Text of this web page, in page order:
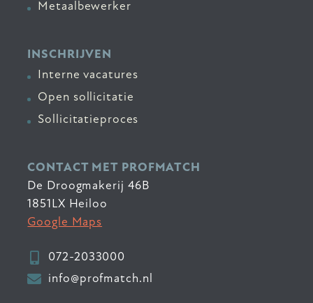
Metaalbewerker
INSCHRIJVEN
Interne vacatures
Open sollicitatie
Sollicitatieproces
CONTACT MET PROFMATCH
De Droogmakerij 46B
1851LX Heiloo
Google Maps
072-2033000
info@profmatch.nl